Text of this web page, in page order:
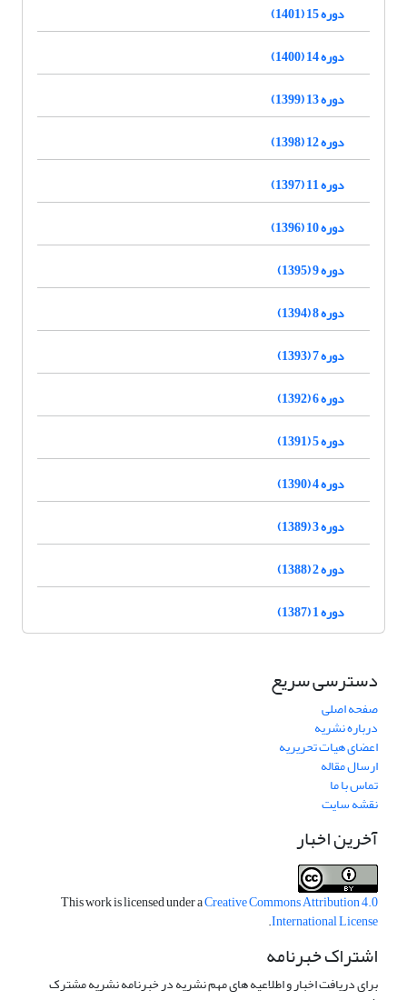
دوره 15 (1401)
دوره 14 (1400)
دوره 13 (1399)
دوره 12 (1398)
دوره 11 (1397)
دوره 10 (1396)
دوره 9 (1395)
دوره 8 (1394)
دوره 7 (1393)
دوره 6 (1392)
دوره 5 (1391)
دوره 4 (1390)
دوره 3 (1389)
دوره 2 (1388)
دوره 1 (1387)
دسترسی سریع
صفحه اصلی
درباره نشریه
اعضای هیات تحریریه
ارسال مقاله
تماس با ما
نقشه سایت
آخرین اخبار
This work is licensed under aCreative Commons Attribution 4.0
International License
.
اشتراک خبرنامه
برای دریافت اخبار و اطلاعیه های مهم نشریه در خبرنامه نشریه مشترک